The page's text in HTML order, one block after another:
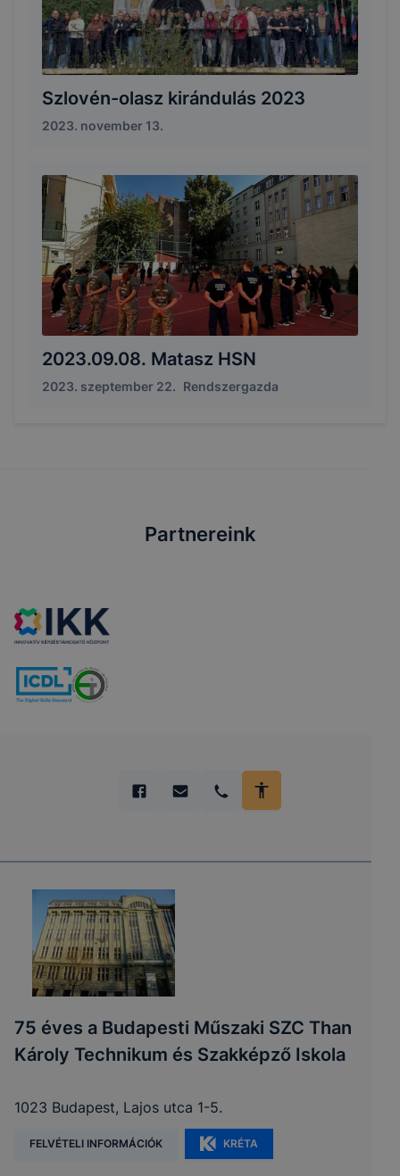
Szlovén-olasz kirándulás 2023
2023. november 13.
2023.09.08. Matasz HSN
2023. szeptember 22. Rendszergazda
Partnereink
75 éves a Budapesti Műszaki SZC Than
Károly Technikum és Szakképző Iskola
1023 Budapest, Lajos utca 1-5.
FELVÉTELI INFORMÁCIÓK KRÉTA